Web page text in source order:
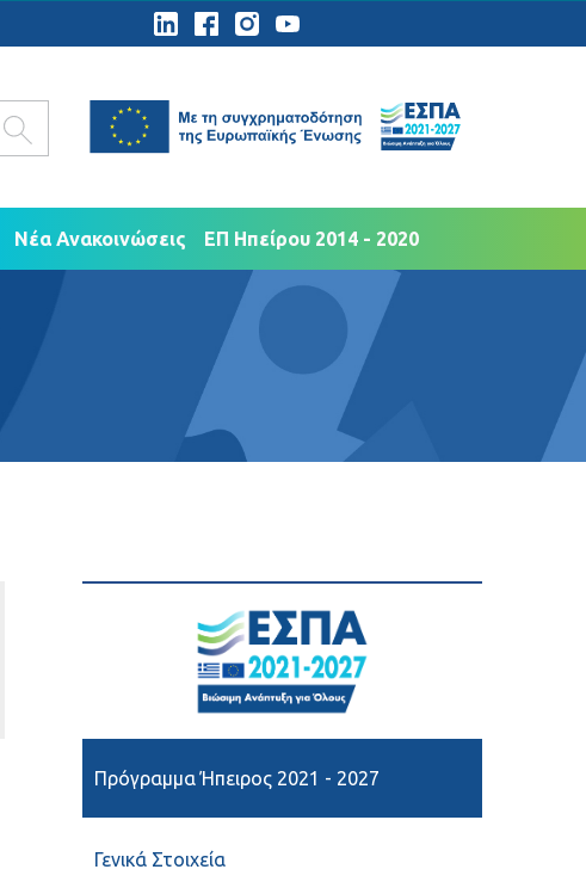
Δημοσιότητα
Νέα Ανακοινώσεις
Νέα Ανακοινώσεις ΕΠ Ηπείρου 2014 - 2020
Πρόγραμμα Ήπειρος 2021 - 2027
Γενικά Στοιχεία